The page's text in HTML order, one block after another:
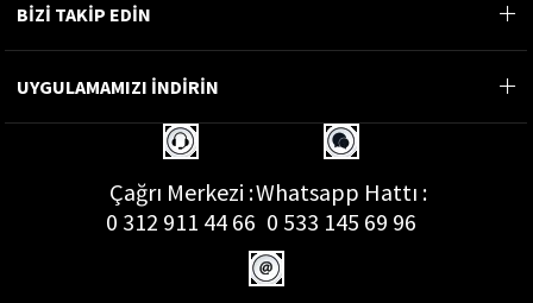
BİZİ TAKİP EDİN
UYGULAMAMIZI İNDİRİN
Çağrı Merkezi :
0 312 911 44 66
Whatsapp Hattı :
0 533 145 69 96